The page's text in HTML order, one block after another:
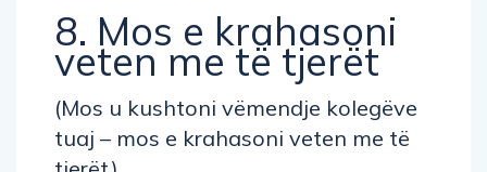
8. Mos e krahasoni
veten me të tjerët
(Mos u kushtoni vëmendje kolegëve
tuaj – mos e krahasoni veten me të